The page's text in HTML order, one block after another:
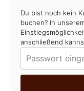
Du bist noch kein
buchen? In
anschließend